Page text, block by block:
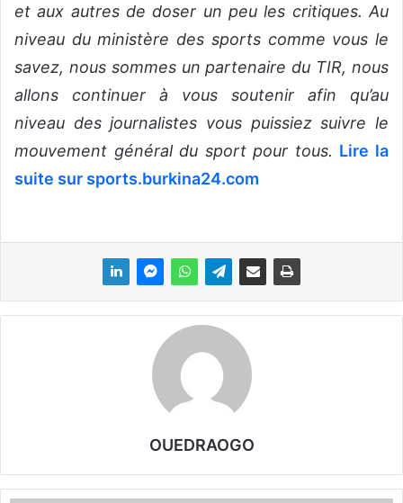
et aux autres de doser un peu les critiques. Au
niveau du ministère des sports comme vous le
savez, nous sommes un partenaire du TIR, nous
allons continuer à vous soutenir afin qu’au
niveau des journalistes vous puissiez suivre le
mouvement général du sport pour tous. Lire la
suite sur sports.burkina24.com
OUEDRAOGO